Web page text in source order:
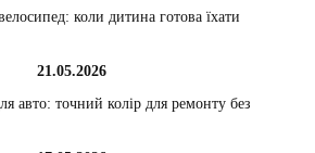
коли дитина готова їхати
21.05.2026
авто: точний колір для ремонту без